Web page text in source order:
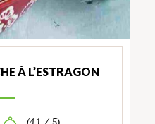
À L’ESTRAGON